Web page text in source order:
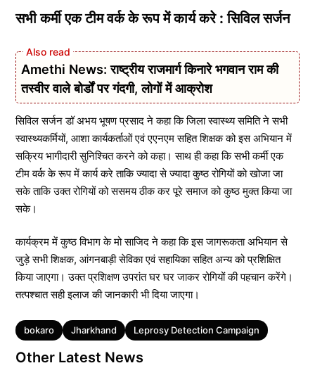
सभी कर्मी एक टीम वर्क के रूप में कार्य करे : सिविल सर्जन
Amethi News: राष्ट्रीय राजमार्ग किनारे भगवान राम की
तस्वीर वाले बोर्डों पर गंदगी, लोगों में आक्रोश
सिविल सर्जन डॉ अभय भूषण प्रसाद ने कहा कि जिला स्वास्थ्य समिति ने सभी
स्वास्थ्यकर्मियों, आशा कार्यकर्ताओं एवं एएनएम सहित शिक्षक को इस अभियान में
सक्रिय भागीदारी सुनिश्चित करने को कहा। साथ ही कहा कि सभी कर्मी एक
टीम वर्क के रूप में कार्य करे ताकि ज्यादा से ज्यादा कुष्ठ रोगियों को खोजा जा
सके ताकि उक्त रोगियों को ससमय ठीक कर पूरे समाज को कुष्ठ मुक्त किया जा
सके।
कार्यक्रम में कुष्ठ विभाग के मो साजिद ने कहा कि इस जागरूकता अभियान से
जुड़े सभी शिक्षक, आंगनबाड़ी सेविका एवं सहायिका सहित अन्य को प्रशिक्षित
किया जाएगा। उक्त प्रशिक्षण उपरांत घर घर जाकर रोगियों की पहचान करेंगे।
तत्पश्चात सही इलाज की जानकारी भी दिया जाएगा।
Tags
bokaro Jharkhand Leprosy Detection Campaign
Other Latest News